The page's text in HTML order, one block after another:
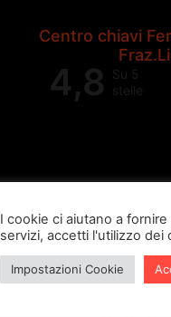
Centro chiavi
4,8
Su 5
stelle
I cookie ci aiutano a
servizi, accetti l'utilizzo dei
Impostazioni Cookie